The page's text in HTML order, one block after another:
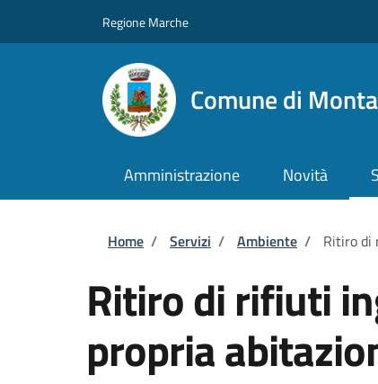
Regione Marche
Comune di
Amministrazione Novità
Briciole di pane
Home / Servizi / Ambiente / Ritiro di
Ritiro di rifiuti
propria